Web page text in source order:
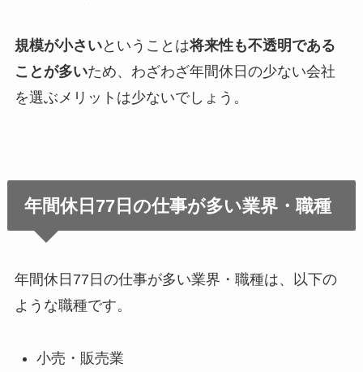
規模が小さいということは将来性も不透明である
ことが多いため、わざわざ年間休日の少ない会社
を選ぶメリットは少ないでしょう。
年間休日77日の仕事が多い業界・職種
年間休日77日の仕事が多い業界・職種は、以下の
ような職種です。
小売・販売業